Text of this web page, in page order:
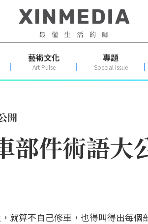
藝術文化
Art Pulse
專題
Special Issue
開
部件術語大
就算不自己修車，也得叫得出每個